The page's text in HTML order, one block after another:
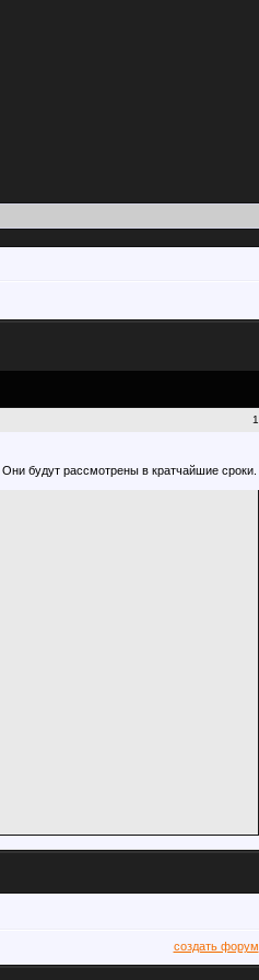
1
будут рассмотрены в кратчайшие сроки.
создать форум